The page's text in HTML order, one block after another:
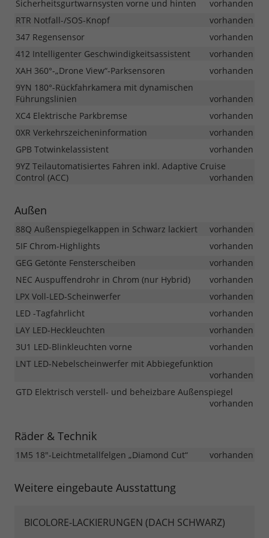
Sicherheitsgurtwarnsysten vorne und hinten
vorhanden
RTR Notfall-/SOS-Knopf
vorhanden
347 Regensensor
vorhanden
412 Intelligenter Geschwindigkeitsassistent
vorhanden
XAH 360°-„Drone View“-Parksensoren
vorhanden
9YN 180°-Rückfahrkamera mit dynamischen
Führungslinien
vorhanden
XC4 Elektrische Parkbremse
vorhanden
0XR Verkehrszeicheninformation
vorhanden
GPB Totwinkelassistent
vorhanden
9YZ Teilautomatisiertes Fahren inkl. Adaptive Cruise
Control (ACC)
vorhanden
Außen
88Q Außenspiegelkappen in Schwarz lackiert
vorhanden
5IF Chrom-Highlights
vorhanden
GEG Getönte Fensterscheiben
vorhanden
NEC Auspuffendrohr in Chrom (nur Hybrid)
vorhanden
LPX Voll-LED-Scheinwerfer
vorhanden
LED -Tagfahrlicht
vorhanden
LAY LED-Heckleuchten
vorhanden
3U1 LED-Blinkleuchten vorne
vorhanden
LNT LED-Nebelscheinwerfer mit Abbiegefunktion
vorhanden
GTD Elektrisch verstell- und beheizbare Außenspiegel
vorhanden
Räder & Technik
1M5 18"-Leichtmetallfelgen „Diamond Cut“ vorhanden
Weitere eingebaute Ausstattung
BICOLORE-LACKIERUNGEN (DACH SCHWARZ)